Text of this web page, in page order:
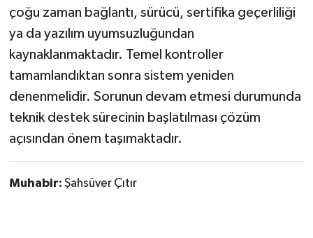
çoğu zaman bağlantı, sürücü, sertifika geçerliliği
ya da yazılım uyumsuzluğundan
kaynaklanmaktadır. Temel kontroller
tamamlandıktan sonra sistem yeniden
denenmelidir. Sorunun devam etmesi durumunda
teknik destek sürecinin başlatılması çözüm
açısından önem taşımaktadır.
Muhabir: Şahsüver Çıtır